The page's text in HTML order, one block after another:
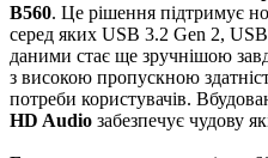
B560. Це рішення підтримує
серед яких USB 3.2 Gen 2,
даними стає ще зручнішою
з високою пропускною
потреби користувачів.
HD Audio забезпечує чудову